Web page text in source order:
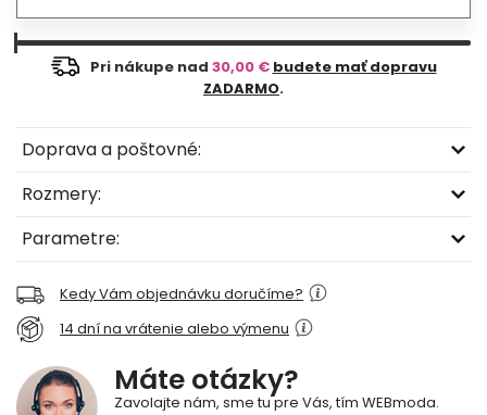
Pri nákupe nad 30,00 € budete mať dopravu
ZADARMO.
Doprava a poštovné:
Rozmery:
Parametre:
Kedy Vám objednávku doručíme?
14 dní na vrátenie alebo výmenu
Máte otázky?
Zavolajte nám, sme tu pre Vás, tím WEBmoda.